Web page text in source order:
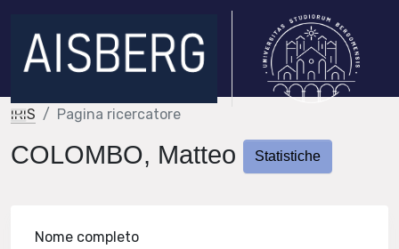
IRIS Pagina ricercatore
COLOMBO, Matteo Statistiche
Nome completo